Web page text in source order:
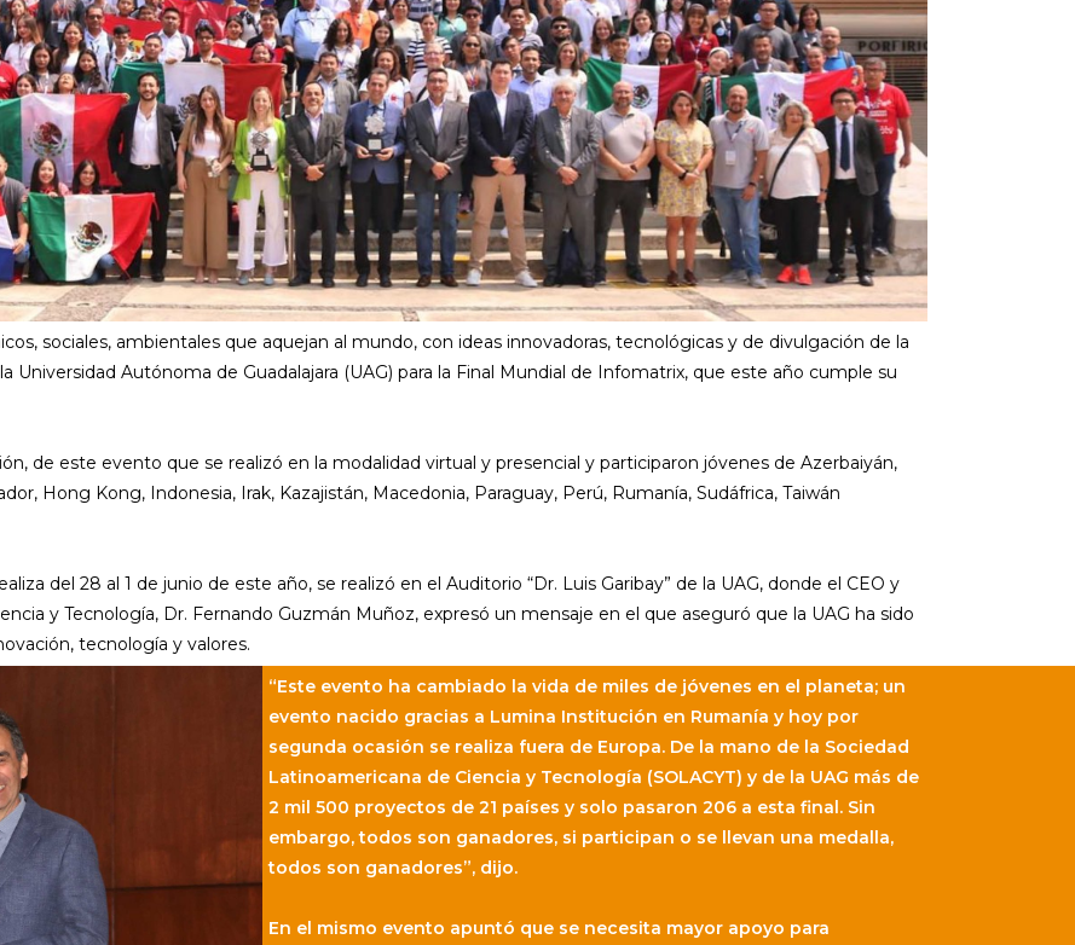
sociales, ambientales que aquejan al mundo, con ideas innovadoras, tecnológicas y de divulgación de la
Universidad Autónoma de Guadalajara (UAG) para la Final Mundial de Infomatrix, que este año cumple su
de este evento que se realizó en la modalidad virtual y presencial y participaron jóvenes de Azerbaiyán,
Hong Kong, Indonesia, Irak, Kazajistán, Macedonia, Paraguay, Perú, Rumanía, Sudáfrica, Taiwán
del 28 al 1 de junio de este año, se realizó en el Auditorio “Dr. Luis Garibay” de la UAG, donde el CEO y
y Tecnología, Dr. Fernando Guzmán Muñoz, expresó un mensaje en el que aseguró que la UAG ha sido
tecnología y valores.
“Este evento ha cambiado la vida de miles de jóvenes en el planeta; un
evento nacido gracias a Lumina Institución en Rumanía y hoy por
segunda ocasión se realiza fuera de Europa. De la mano de la Sociedad
Latinoamericana de Ciencia y Tecnología (SOLACYT) y de la UAG más de
2 mil 500 proyectos de 21 países y solo pasaron 206 a esta final. Sin
embargo, todos son ganadores, si participan o se llevan una medalla,
todos son ganadores”, dijo.
En el mismo evento apuntó que se necesita mayor apoyo para